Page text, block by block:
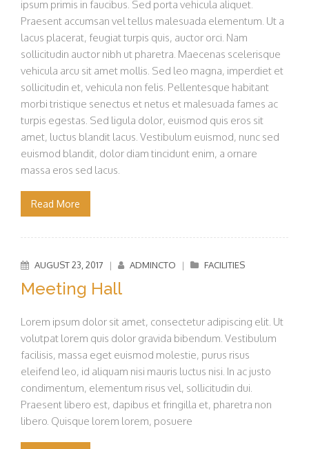
ipsum primis in faucibus. Sed porta vehicula aliquet.
Praesent accumsan vel tellus malesuada elementum. Ut a
lacus placerat, feugiat turpis quis, auctor orci. Nam
sollicitudin auctor nibh ut pharetra. Maecenas scelerisque
vehicula arcu sit amet mollis. Sed leo magna, imperdiet et
sollicitudin et, vehicula non felis. Pellentesque habitant
morbi tristique senectus et netus et malesuada fames ac
turpis egestas. Sed ligula dolor, euismod quis eros sit
amet, luctus blandit lacus. Vestibulum euismod, nunc sed
euismod blandit, dolor diam tincidunt enim, a ornare
massa eros sed lacus.
Read More
AUGUST 23, 2017 | ADMINCTO | FACILITIES
Meeting Hall
Lorem ipsum dolor sit amet, consectetur adipiscing elit. Ut
volutpat lorem quis dolor gravida bibendum. Vestibulum
facilisis, massa eget euismod molestie, purus risus
eleifend leo, id aliquam nisi mauris luctus nisi. In ac justo
condimentum, elementum risus vel, sollicitudin dui.
Praesent libero est, dapibus et fringilla et, pharetra non
libero. Quisque lorem lorem, posuere